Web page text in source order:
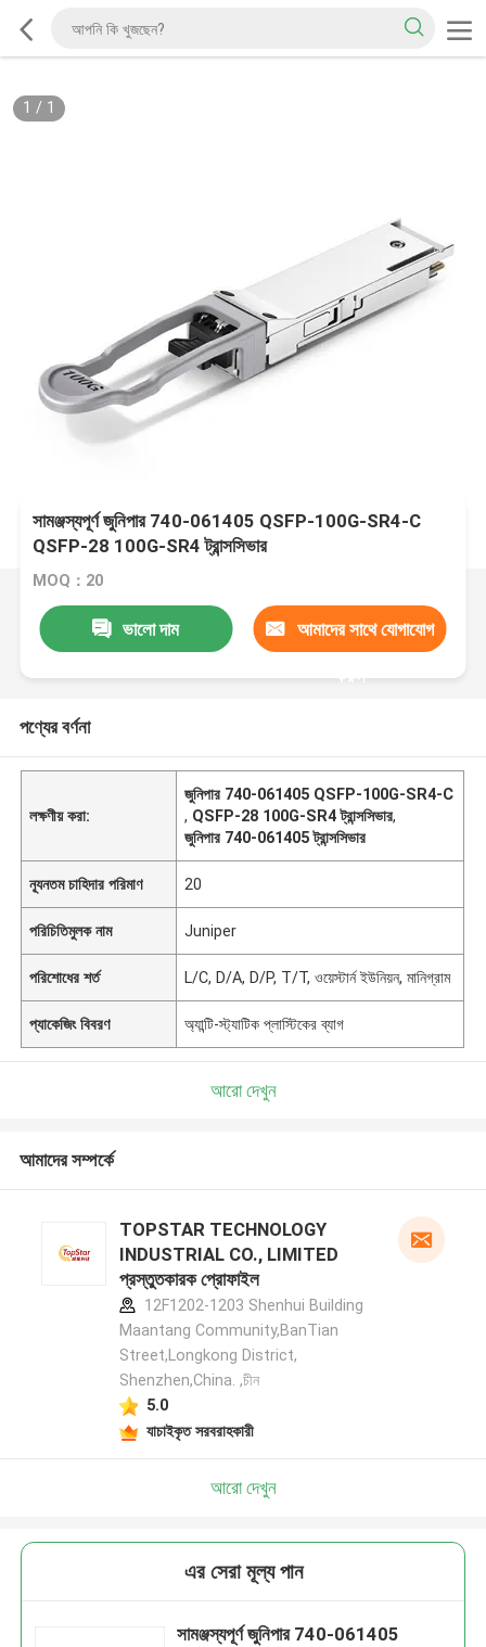
1 / 1
সামঞ্জস্যপূর্ণ জুনিপার 740-061405 QSFP-100G-SR4-C
QSFP-28 100G-SR4 ট্রান্সসিভার
MOQ：20
ভালো দাম আমাদের সাথে যোগাযোগ
করুন
পণ্যের বর্ণনা
লক্ষণীয় করা:
জুনিপার 740-061405 QSFP-100G-SR4-C
, QSFP-28 100G-SR4 ট্রান্সসিভার,
জুনিপার 740-061405 ট্রান্সসিভার
ন্যূনতম চাহিদার পরিমাণ 20
পরিচিতিমুলক নাম Juniper
পরিশোধের শর্ত L/C, D/A, D/P, T/T, ওয়েস্টার্ন ইউনিয়ন, মানিগ্রাম
প্যাকেজিং বিবরণ অ্যান্টি-স্ট্যাটিক প্লাস্টিকের ব্যাগ
আরো দেখুন
আমাদের সম্পর্কে
TOPSTAR TECHNOLOGY
INDUSTRIAL CO., LIMITED
প্রস্তুতকারক প্রোফাইল
12F1202-1203 Shenhui Building
Maantang Community,BanTian
Street,Longkong District,
Shenzhen,China. ,চীন
5.0
যাচাইকৃত সরবরাহকারী
আরো দেখুন
এর সেরা মূল্য পান
সামঞ্জস্যপূর্ণ জুনিপার 740-061405